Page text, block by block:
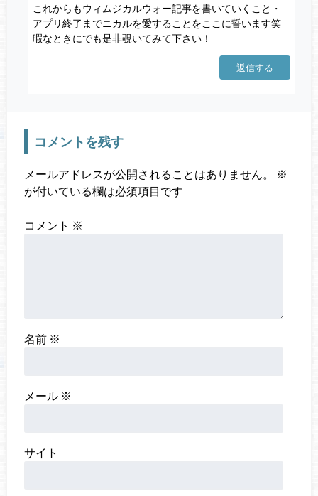
これからもウィムジカルウォー記事を書いていくこと・
アプリ終了までニカルを愛することをここに誓います笑
暇なときにでも是非覗いてみて下さい！
返信する
コメントを残す
メールアドレスが公開されることはありません。
※
が付いている欄は必須項目です
コメント ※
名前 ※
メール ※
サイト